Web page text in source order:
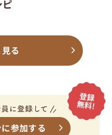
ピ
る
参加する